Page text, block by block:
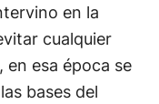
en la
cualquier
en esa época se
bases del